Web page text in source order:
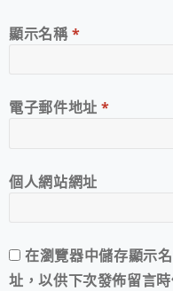
顯示名稱*
電子郵件地址*
個人網站網址
在瀏覽器中儲存顯示
址，以供下次發佈留言時